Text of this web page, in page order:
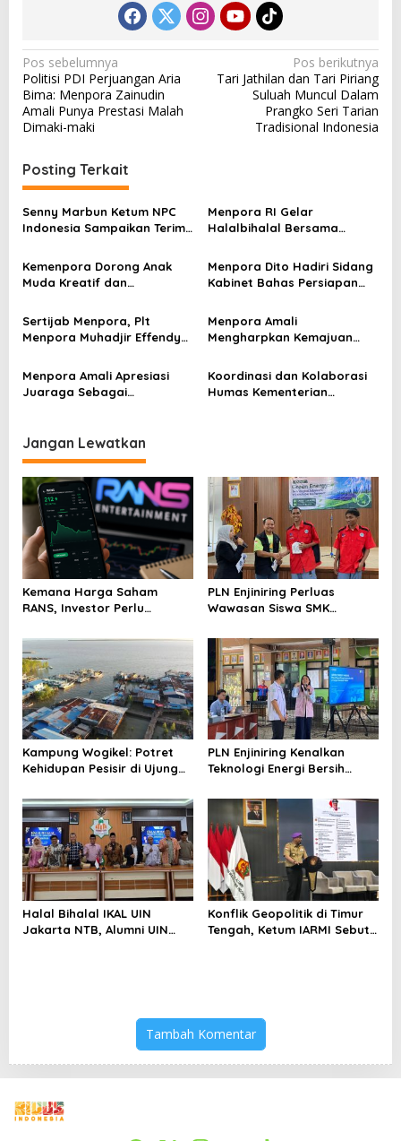
N
a
v
i
g
a
s
i
p
o
s
Pos sebelumnya
Politisi PDI Perjuangan Aria
Bima: Menpora Zainudin
Amali Punya Prestasi Malah
Dimaki-maki
Pos berikutnya
Tari Jathilan dan Tari Piriang
Suluah Muncul Dalam
Prangko Seri Tarian
Tradisional Indonesia
Posting Terkait
Senny Marbun Ketum NPC
Indonesia Sampaikan Terima
Atas Dukungan Penuhnya
Menpora RI Gelar
Halalbihalal Bersama
Kemenpora Dorong Anak
Muda Kreatif dan
Internasional
Menpora Dito Hadiri Sidang
Kabinet Bahas Persiapan
Sertijab Menpora, Plt
Menpora Muhadjir Effendy
Berjalan dengan Baik
Menpora Amali
Mengharpkan Kemajuan
Menpora Amali Apresiasi
Juaraga Sebagai
Dunia U-20
Koordinasi dan Kolaborasi
Humas Kementerian
Jangan Lewatkan
Kemana Harga Saham
RANS, Investor Perlu
Menghindari Spekulasi
Berlebihan
PLN Enjiniring Perluas
Wawasan Siswa SMK
Perubahan Iklim
Kampung Wogikel: Potret
Kehidupan Pesisir di Ujung
Bertahan di Tengah
Keterbatasan
PLN Enjiniring Kenalkan
Teknologi Energi Bersih
Halal Bihalal IKAL UIN
Jakarta NTB, Alumni UIN
Konflik Geopolitik di Timur
Tengah, Ketum IARMI Sebut
Tambah Komentar